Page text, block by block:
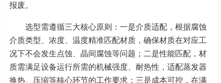
报废。
选型需遵循三大核心原则：一是介质适配，根据腐蚀
介质类型、浓度、温度精准匹配材质，确保材质在对应工
况下不会发生点蚀、晶间腐蚀等问题；二是性能匹配，材
质需满足设备运行所需的机械强度、耐热性，适配蒸发器
换热、压缩等核心环节的工作要求；三是成本可控，在满